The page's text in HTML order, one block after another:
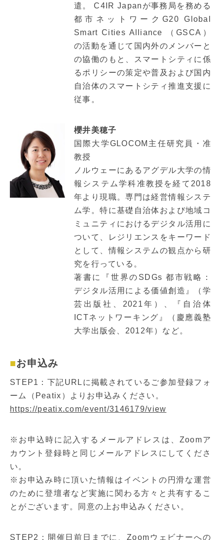
遣。 C4IR Japanが事務局を務める
都市ネットワークG20 Global
Smart Cities Alliance （GSCA）
の活動を通じて国内外のメンバーと
の協働のもと、スマートシティに係
るポリシーの策定や普及および国内
自治体のスマートシティ推進支援に
従事。
櫻井美穂子
国際大学GLOCOM主任研究員・准
教授
ノルウェーにあるアグデル大学の情
報システム学科准教授を経て2018
年より現職。専門は経営情報システ
ム学。特に基礎自治体および地域コ
ミュニティにおけるデジタル活用に
ついて、レジリエンスをキーワード
として、情報システムの観点から研
究を行っている。
著書に『世界のSDGs 都市戦略：
デジタル活用による価値創造』（学
芸出版社、2021年）、『自治体
ICTネットワーキング』（慶應義塾
大学出版会、2012年）など。
お申込み
STEP1：下記URLに掲載されているご参加登録フォ
ーム（Peatix）よりお申込みください。
https://peatix.com/event/3146179/view
※お申込時に記入するメールアドレスは、Zoomア
カウント登録時と同じメールアドレスにしてくださ
い。
※お申込み時に頂いた情報はイベントの円滑な運営
のために登壇者など実施に関わる方々と共有するこ
とがございます。同意の上お申込みください。
STEP2：開催日前日までに、Zoomウェビナーへの